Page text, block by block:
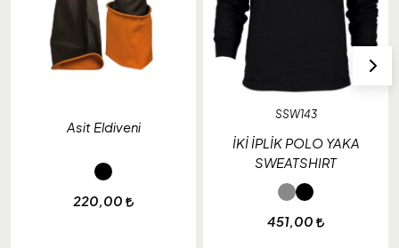
Asit Eldiveni
220,00
SSW143
İKİ İPLİK POLO YAKA
SWEATSHIRT
451,00